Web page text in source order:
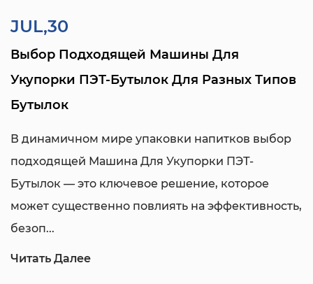
JUL,30
Выбор Подходящей Машины Для
Укупорки ПЭТ-Бутылок Для Разных Типов
Бутылок
В динамичном мире упаковки напитков выбор
подходящей Машина Для Укупорки ПЭТ-
Бутылок — это ключевое решение, которое
может существенно повлиять на эффективность,
безоп...
Читать Далее